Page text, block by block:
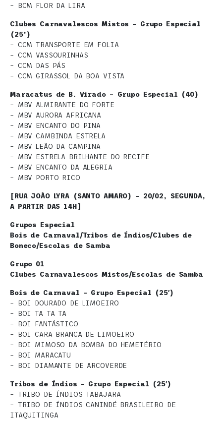
– BCM FLOR DA LIRA
Clubes Carnavalescos Mistos – Grupo Especial
(25’)
– CCM TRANSPORTE EM FOLIA
– CCM VASSOURINHAS
– CCM DAS PÁS
– CCM GIRASSOL DA BOA VISTA
Maracatus de B. Virado – Grupo Especial (40)
– MBV ALMIRANTE DO FORTE
– MBV AURORA AFRICANA
– MBV ENCANTO DO PINA
– MBV CAMBINDA ESTRELA
– MBV LEÃO DA CAMPINA
– MBV ESTRELA BRILHANTE DO RECIFE
– MBV ENCANTO DA ALEGRIA
– MBV PORTO RICO
[RUA JOÃO LYRA (SANTO AMARO) – 20/02, SEGUNDA,
A PARTIR DAS 14H]
Grupos Especial
Bois de Carnaval/Tribos de Índios/Clubes de
Boneco/Escolas de Samba
Grupo 01
Clubes Carnavalescos Mistos/Escolas de Samba
Bois de Carnaval – Grupo Especial (25′)
– BOI DOURADO DE LIMOEIRO
– BOI TA TA TA
– BOI FANTÁSTICO
– BOI CARA BRANCA DE LIMOEIRO
– BOI MIMOSO DA BOMBA DO HEMETÉRIO
– BOI MARACATU
– BOI DIAMANTE DE ARCOVERDE
Tribos de Índios – Grupo Especial (25′)
– TRIBO DE ÍNDIOS TABAJARA
– TRIBO DE ÍNDIOS CANINDÉ BRASILEIRO DE
ITAQUITINGA